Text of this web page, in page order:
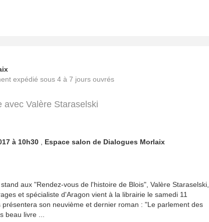
expédié sous 4 à 7 jours ouvrés
avec Valère Staraselski
à 10h30 , Espace salon de Dialogues Morlaix
aux "Rendez-vous de l'histoire de Blois", Valère Staraselski,
et spécialiste d'Aragon vient à la librairie le samedi 11
son neuvième et dernier roman : "Le parlement des
beau livre ...